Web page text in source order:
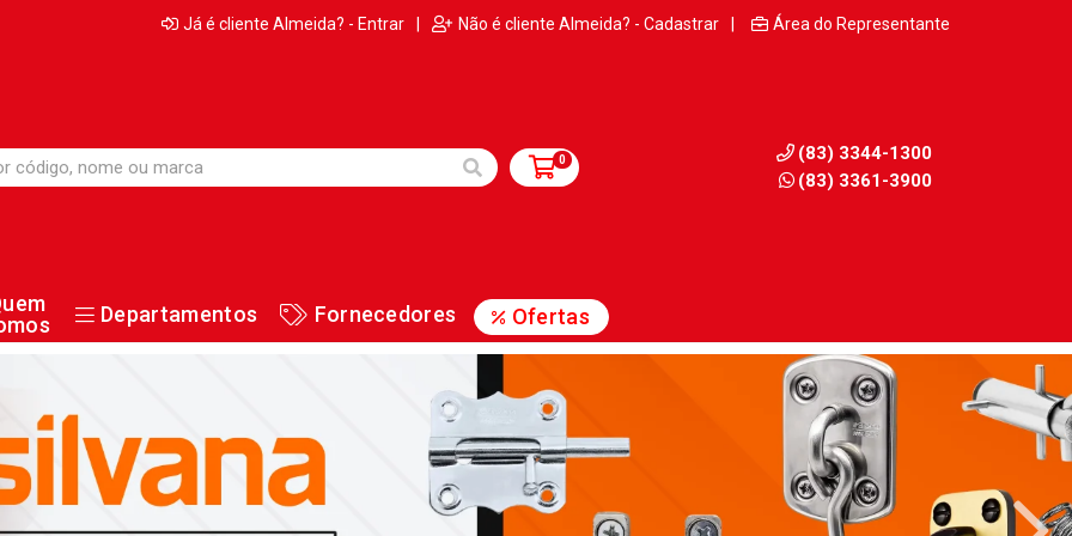
Já é cliente Almeida? - Entrar | Não é cliente Almeida? - Cadastrar | Área do Representante
0
(83) 3344-1300
(83) 3361-3900
Departamentos Fornecedores Ofertas